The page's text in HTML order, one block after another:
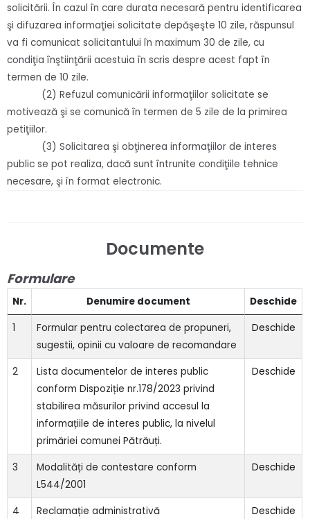
solicitării. În cazul în care durata necesară pentru identificarea
şi difuzarea informaţiei solicitate depăşeşte 10 zile, răspunsul
va fi comunicat solicitantului în maximum 30 de zile, cu
condiţia înştiinţării acestuia în scris despre acest fapt în
termen de 10 zile.
(2) Refuzul comunicării informaţiilor solicitate se
motivează şi se comunică în termen de 5 zile de la primirea
petiţiilor.
(3) Solicitarea şi obţinerea informaţiilor de interes
public se pot realiza, dacă sunt întrunite condiţiile tehnice
necesare, şi în format electronic.
Documente
Formulare
Nr. Denumire document
Deschide
1
Formular pentru colectarea de propuneri,
sugestii, opinii cu valoare de recomandare
Deschide
2
Lista documentelor de interes public
conform Dispoziție nr.178/2023 privind
stabilirea măsurilor privind accesul la
informațiile de interes public, la nivelul
primăriei comunei Pătrăuți.
Deschide
3
Modalități de contestare conform
L544/2001
Deschide
4 Reclamație administrativă
Deschide